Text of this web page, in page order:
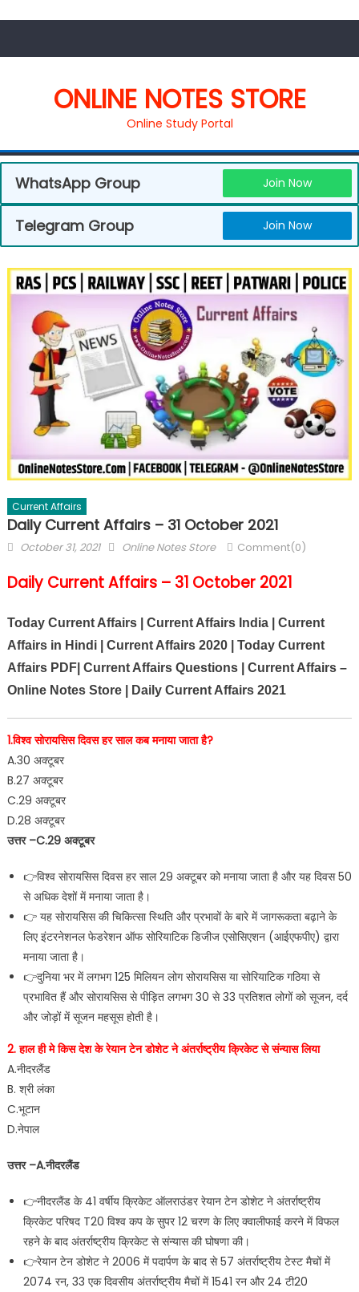
ONLINE NOTES STORE
Online Study Portal
WhatsApp Group Join Now
Telegram Group Join Now
Current Affairs
Daily Current Affairs – 31 October 2021
October 31, 2021 Online Notes Store Comment(0)
Daily Current Affairs – 31 October 2021
Today Current Affairs | Current Affairs India | Current
Affairs in Hindi | Current Affairs 2020 | Today Current
Affairs PDF| Current Affairs Questions | Current Affairs –
Online Notes Store | Daily Current Affairs 2021
1.विश्व सोरायसिस दिवस हर साल कब मनाया जाता है?
A.30 अक्टूबर
B.27 अक्टूबर
C.29 अक्टूबर
D.28 अक्टूबर
उत्तर –C.29 अक्टूबर
👉विश्व सोरायसिस दिवस हर साल 29 अक्टूबर को मनाया जाता है और यह दिवस 50
से अधिक देशों में मनाया जाता है।
👉 यह सोरायसिस की चिकित्सा स्थिति और प्रभावों के बारे में जागरूकता बढ़ाने के
लिए इंटरनेशनल फेडरेशन ऑफ सोरियाटिक डिजीज एसोसिएशन (आईएफपीए) द्वारा
मनाया जाता है।
👉दुनिया भर में लगभग 125 मिलियन लोग सोरायसिस या सोरियाटिक गठिया से
प्रभावित हैं और सोरायसिस से पीड़ित लगभग 30 से 33 प्रतिशत लोगों को सूजन, दर्द
और जोड़ों में सूजन महसूस होती है।
2. हाल ही मे किस देश के रेयान टेन डोशेट ने अंतर्राष्ट्रीय क्रिकेट से संन्यास लिया
A.नीदरलैंड
B. श्री लंका
C.भूटान
D.नेपाल
उत्तर –A.नीदरलैंड
👉नीदरलैंड के 41 वर्षीय क्रिकेट ऑलराउंडर रेयान टेन डोशेट ने अंतर्राष्ट्रीय
क्रिकेट परिषद T20 विश्व कप के सुपर 12 चरण के लिए क्वालीफाई करने में विफल
रहने के बाद अंतर्राष्ट्रीय क्रिकेट से संन्यास की घोषणा की।
👉रेयान टेन डोशेट ने 2006 में पदार्पण के बाद से 57 अंतर्राष्ट्रीय टेस्ट मैचों में
2074 रन, 33 एक दिवसीय अंतर्राष्ट्रीय मैचों में 1541 रन और 24 टी20